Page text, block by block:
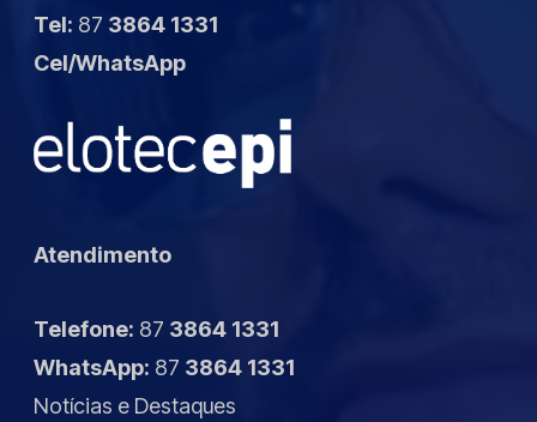
Tel: 87 3864 1331
Cel/WhatsApp
Atendimento
Telefone: 87 3864 1331
WhatsApp: 87 3864 1331
Notícias e Destaques